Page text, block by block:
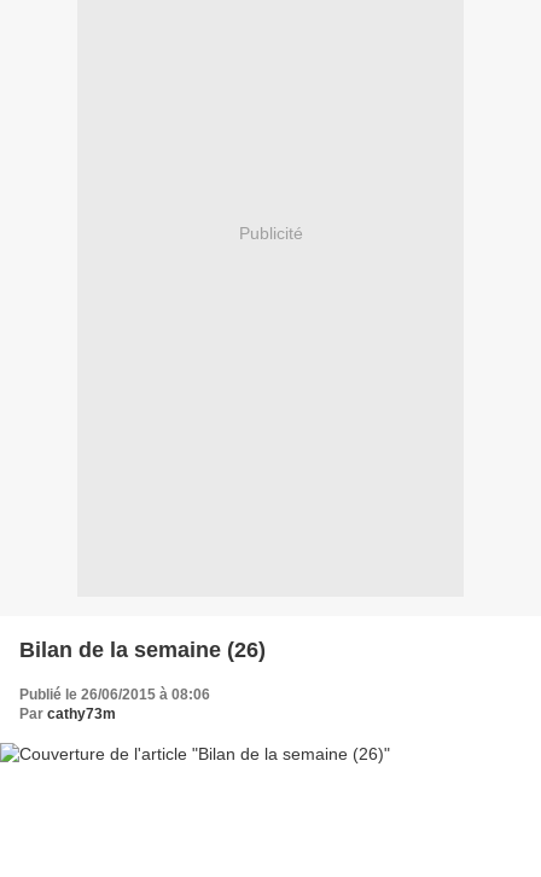
Publicité
Bilan de la semaine (26)
Publié le 26/06/2015 à 08:06
Par cathy73m